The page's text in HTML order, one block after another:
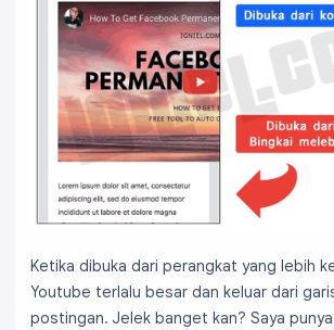
Ketika dibuka dari perangkat yang lebih
Youtube terlalu besar dan keluar dari
postingan. Jelek banget kan? Saya